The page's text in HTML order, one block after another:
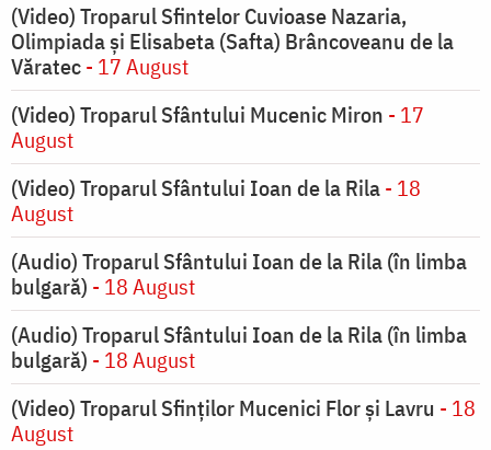
(Video) Troparul Sfintelor Cuvioase Nazaria,
Olimpiada și Elisabeta (Safta) Brâncoveanu de la
Văratec- 17 August
(Video) Troparul Sfântului Mucenic Miron - 17
August
(Video) Troparul Sfântului Ioan de la Rila- 18
August
(Audio) Troparul Sfântului Ioan de la Rila (în limba
bulgară) - 18 August
(Audio) Troparul Sfântului Ioan de la Rila (în limba
bulgară) - 18 August
(Video) Troparul Sfinților Mucenici Flor și Lavru - 18
August